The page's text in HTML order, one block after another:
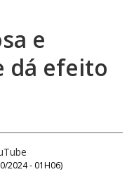
e
dá efeito
2024 - 01H06)